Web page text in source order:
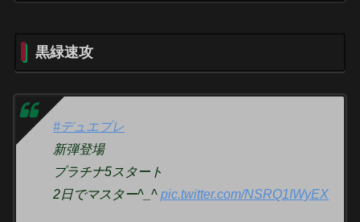
黒緑速攻
#デュエプレ
新弾登場
プラチナ5スタート
2日でマスター^_^pic.twitter.com/NSRQ1IWyEX